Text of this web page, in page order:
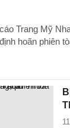
Trang Mỹ
hoãn phiên